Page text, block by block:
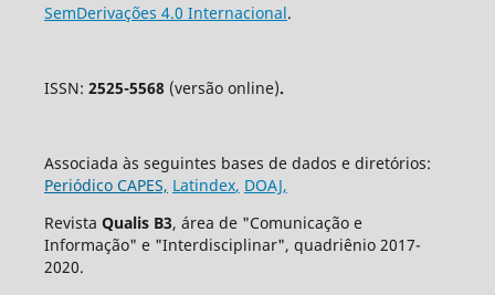
SemDerivações 4.0 Internacional.
ISSN: 2525-5568(versão online).
Associada às seguintes bases de dados e diretórios:
Periódico CAPES, Latindex, DOAJ,
Revista Qualis B3, área de "Comunicação e
Informação" e "Interdisciplinar", quadriênio 2017-
2020.